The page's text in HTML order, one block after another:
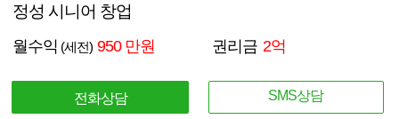
정성 시니어 창업
월수익 (세전) 950 만원 권리금 2억
전화상담 SMS상담